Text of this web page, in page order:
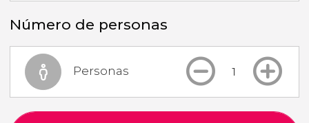
Número de personas
Personas